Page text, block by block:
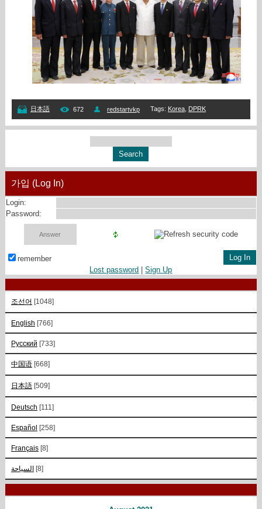
日本語 672 redstartvkp Tags: Korea, DPRK
가입 (Log In)
Login:
Password:
remember
Lost password |Sign Up
조선어 [1048]
English [766]
Русский [733]
中国语 [668]
日本語 [509]
Deutsch [111]
Español [258]
Français [8]
السياحة [8]